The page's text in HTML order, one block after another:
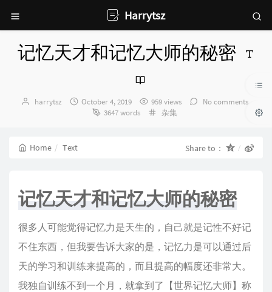
Harrytsz
记忆天才和记忆大师的秘密
Author：
harrytsz
发
October 4, 2019 959 views
No comments
3647 words
Categories：
杂集
Home Text Share to：
记忆天才和记忆大师的秘密
很多人可能觉得记忆力是天生的，自己就是记性不好记
不住东西，但我要告诉大家的是，记忆力是可以通过后
天的学习和训练来提高的，而且提高的幅度还非常大。
我独自训练不到一个月，就拿到了【世界记忆大师】称